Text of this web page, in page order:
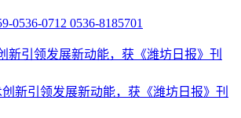
0536-0712 0536-8185701
新引领发展新动能，获《潍坊日报》刊